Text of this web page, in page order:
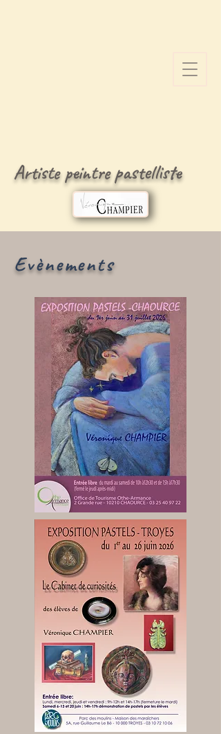
Artiste peintre pastelliste
Evènements